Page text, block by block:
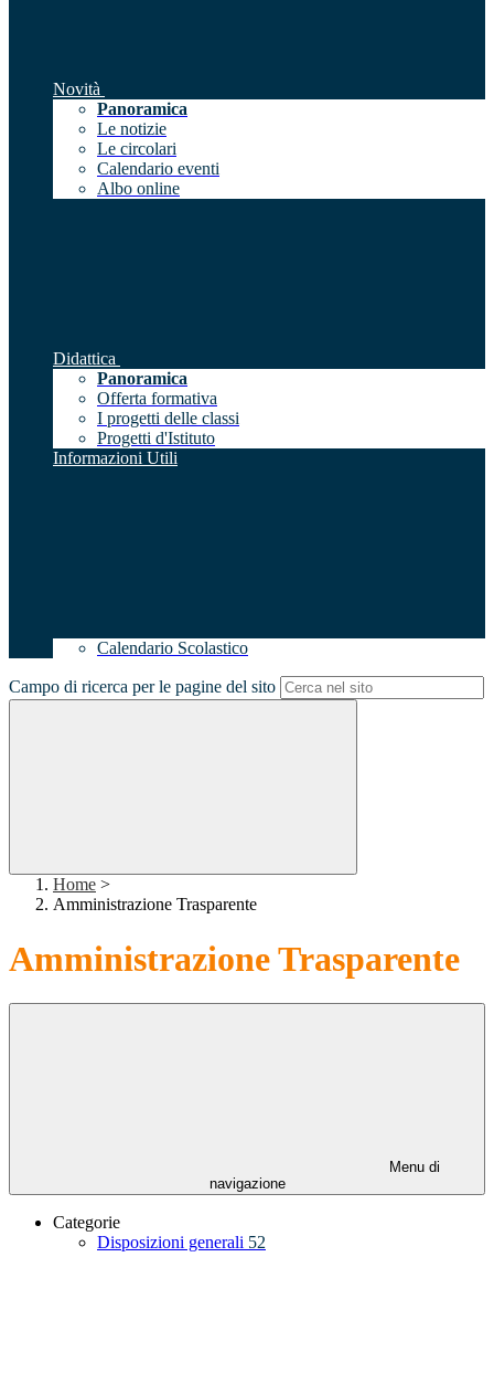
Novità
Panoramica
Le notizie
Le circolari
Calendario eventi
Albo online
Didattica
Panoramica
Offerta formativa
I progetti delle classi
Progetti d'Istituto
Informazioni Utili
Calendario Scolastico
Campo di ricerca per le pagine del sito
Home >
Amministrazione Trasparente
Amministrazione Trasparente
Menu di
navigazione
Categorie
Disposizioni generali 52